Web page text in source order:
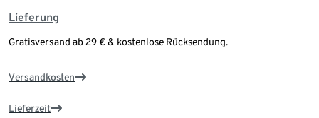
Lieferung
Gratisversand ab 29 € & kostenlose Rücksendung.
Versandkosten
Lieferzeit